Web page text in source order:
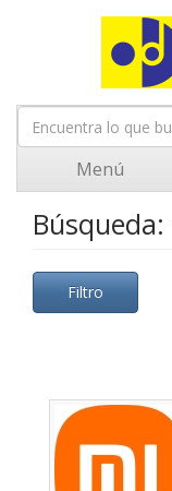
Menú
Búsqueda:
Filtro